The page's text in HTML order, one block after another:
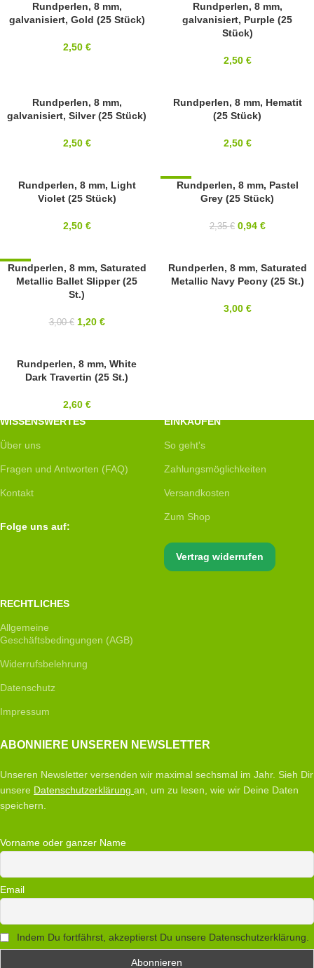
Rundperlen, 8 mm,
galvanisiert, Gold (25 Stück)
2,50 €
Rundperlen, 8 mm,
galvanisiert, Purple (25
Stück)
2,50 €
Rundperlen, 8 mm,
galvanisiert, Silver (25 Stück)
2,50 €
8MM
Rundperlen, 8 mm, Hematit
(25 Stück)
2,50 €
8MMRundperlen, 8 mm, Light
Violet (25 Stück)
2,50 €
-60%
SOLD OUT
Rundperlen, 8 mm, Pastel
Grey (25 Stück)
2,35€ 0,94 €
-60%
8MM
Rundperlen, 8 mm, Saturated
Metallic Ballet Slipper (25
St.)
3,00€ 1,20 €
8MM
Rundperlen, 8 mm, Saturated
Metallic Navy Peony (25 St.)
3,00 €
8MMRundperlen, 8 mm, White
Dark Travertin (25 St.)
2,60 €
WISSENSWERTES
Über uns
Fragen und Antworten (FAQ)
Kontakt
Folge uns auf:
EINKAUFEN
So geht's
Zahlungsmöglichkeiten
Versandkosten
Zum Shop
Vertrag widerrufen
RECHTLICHES
Allgemeine
Geschäftsbedingungen (AGB)
Widerrufsbelehrung
Datenschutz
Impressum
ABONNIERE UNSEREN NEWSLETTER
Unseren Newsletter versenden wir maximal sechsmal im Jahr. Sieh Dir
unsere Datenschutzerklärung an, um zu lesen, wie wir Deine Daten
speichern.
Vorname oder ganzer Name
Email
Indem Du fortfährst, akzeptierst Du unsere Datenschutzerklärung.